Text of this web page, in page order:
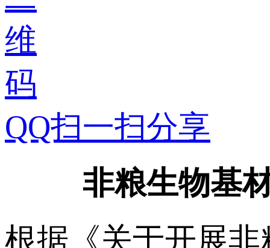
QQ扫一扫分享
非粮生物基
根据《关于开展